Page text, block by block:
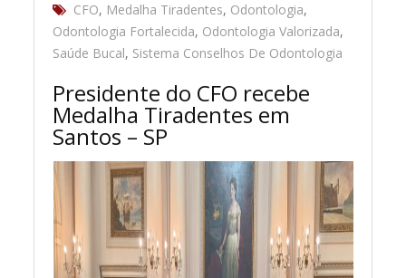
CFO, Medalha Tiradentes, Odontologia,
Odontologia Fortalecida, Odontologia Valorizada,
Saúde Bucal, Sistema Conselhos De Odontologia
Presidente do CFO recebe
Medalha Tiradentes em
Santos – SP